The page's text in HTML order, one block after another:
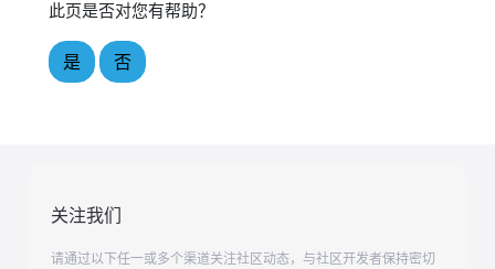
此页是否对您有帮助？
是 否
关注我们
请通过以下任一或多个渠道关注社区动态，与社区开发者保持密切